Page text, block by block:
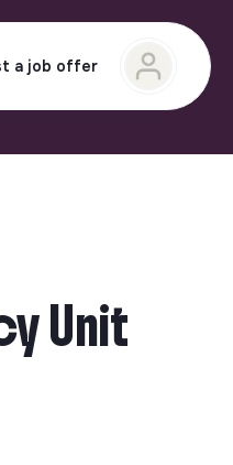
a job offer
Unit